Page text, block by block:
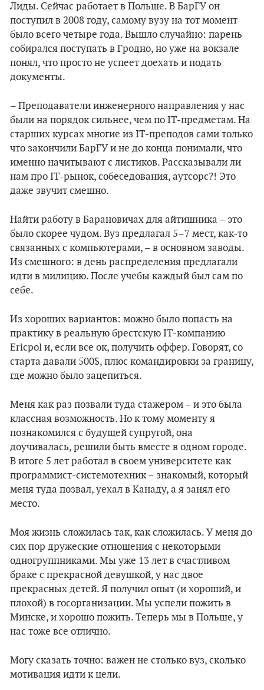
Лиды. Сейчас работает в Польше. В БарГУ он
поступил в 2008 году, самому вузу на тот момент
было всего четыре года. Вышло случайно: парень
собирался поступать в Гродно, но уже на вокзале
понял, что просто не успеет доехать и подать
документы.
– Преподаватели инженерного направления у нас
были на порядок сильнее, чем по IT-предметам. На
старших курсах многие из IT-преподов сами только
что закончили БарГУ и не до конца понимали, что
именно начитывают с листиков. Рассказывали ли
нам про IT-рынок, собеседования, аутсорс?! Это
даже звучит смешно.
Найти работу в Барановичах для айтишника – это
было скорее чудом. Вуз предлагал 5–7 мест, как-то
связанных с компьютерами, – в основном заводы.
Из смешного: в день распределения предлагали
идти в милицию. После учебы каждый был сам по
себе.
Из хороших вариантов: можно было попасть на
практику в реальную брестскую IT-компанию
Ericpol и, если все ок, получить оффер. Говорят, со
старта давали 500$, плюс командировки за границу,
где можно было зацепиться.
Меня как раз позвали туда стажером – и это была
классная возможность. Но к тому моменту я
познакомился с будущей супругой, она
доучивалась, решили быть вместе в одном городе.
В итоге 5 лет работал в своем университете как
программист-системотехник – знакомый, который
меня туда позвал, уехал в Канаду, а я занял его
место.
Моя жизнь сложилась так, как сложилась. У меня до
сих пор дружеские отношения с некоторыми
одногруппниками. Мы уже 13 лет в счастливом
браке с прекрасной девушкой, у нас двое
прекрасных детей. Я получил опыт (и хороший, и
плохой) в госорганизации. Мы успели пожить в
Минске, и хорошо пожить. Теперь мы в Польше, у
нас тоже все отлично.
Могу сказать точно: важен не столько вуз, сколько
мотивация идти к цели.